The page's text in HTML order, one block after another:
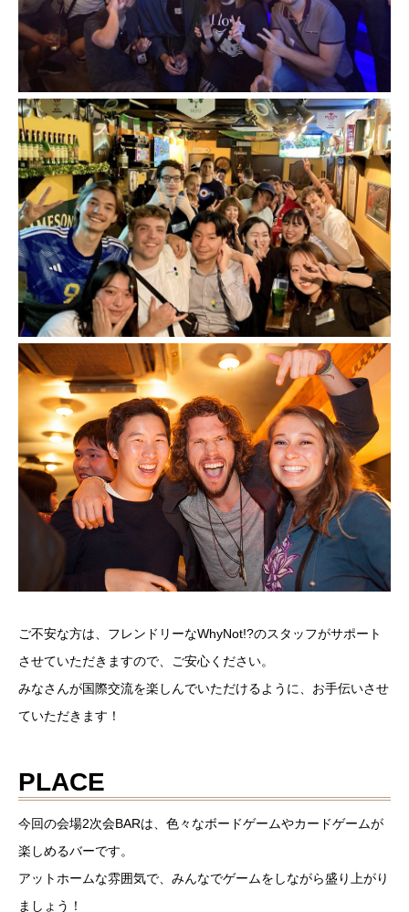
ご不安な方は、フレンドリーなWhyNot!?のスタッフがサポート
させていただきますので、ご安心ください。
みなさんが国際交流を楽しんでいただけるように、お手伝いさせ
ていただきます！
PLACE
今回の会場2次会BARは、色々なボードゲームやカードゲームが
楽しめるバーです。
アットホームな雰囲気で、みんなでゲームをしながら盛り上がり
ましょう！